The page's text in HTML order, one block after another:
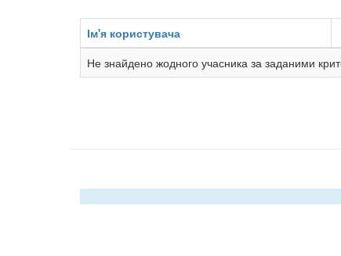
Ім'я користувача
Не знайдено жодного учасника за заданими